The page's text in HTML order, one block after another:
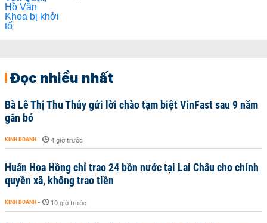
Đọc nhiều nhất
Bà Lê Thị Thu Thủy gửi lời chào tạm biệt VinFast sau 9 năm
gắn bó
KINH DOANH - 4 giờ trước
Huấn Hoa Hồng chỉ trao 24 bồn nước tại Lai Châu cho chính
quyền xã, không trao tiền
KINH DOANH - 10 giờ trước